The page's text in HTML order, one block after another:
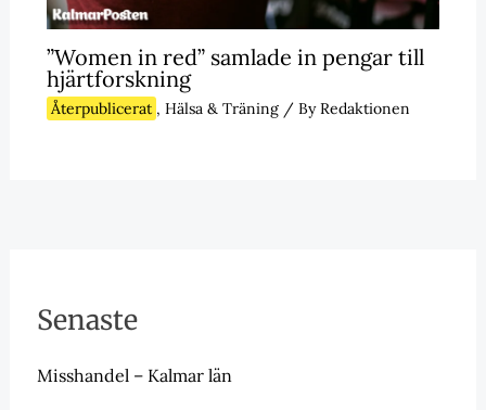
”Women in red” samlade in pengar till
hjärtforskning
Återpublicerat , Hälsa & Träning/ ByRedaktionen
Senaste
Misshandel – Kalmar län